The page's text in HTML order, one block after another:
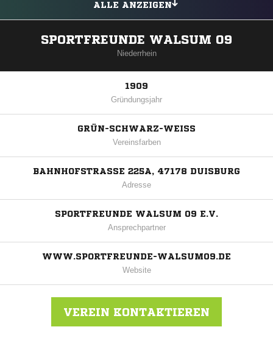
ALLE ANZEIGEN
SPORTFREUNDE WALSUM 09
Niederrhein
1909
Gründungsjahr
GRÜN-SCHWARZ-WEISS
Vereinsfarben
BAHNHOFSTRASSE 225A, 47178 DUISBURG
Adresse
SPORTFREUNDE WALSUM 09 E.V.
Ansprechpartner
WWW.SPORTFREUNDE-WALSUM09.DE
Website
VEREIN KONTAKTIEREN